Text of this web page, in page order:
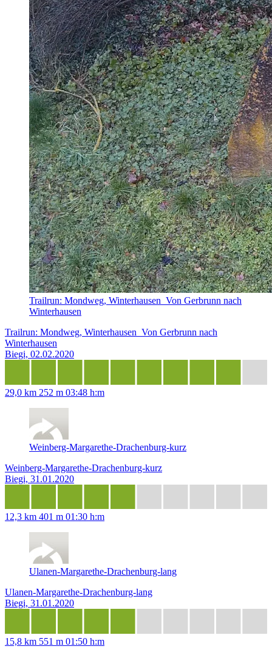
Trailrun: Mondweg, Winterhausen_Von Gerbrunn nach
Winterhausen
Trailrun: Mondweg, Winterhausen_Von Gerbrunn nach
Winterhausen
Biegi, 02.02.2020
29,0 km 252 m 03:48 h:m
Weinberg-Margarethe-Drachenburg-kurz
Weinberg-Margarethe-Drachenburg-kurz
Biegi, 31.01.2020
12,3 km 401 m 01:30 h:m
Ulanen-Margarethe-Drachenburg-lang
Ulanen-Margarethe-Drachenburg-lang
Biegi, 31.01.2020
15,8 km 551 m 01:50 h:m